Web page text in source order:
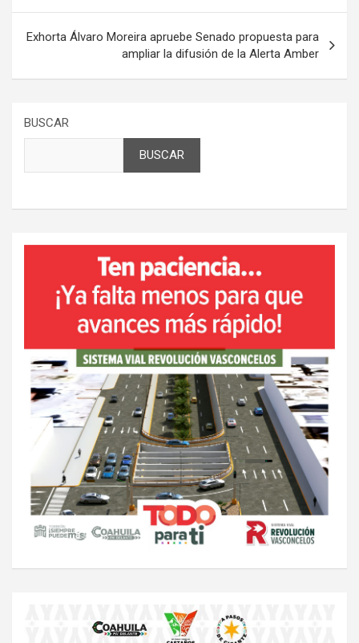
entradas
Exhorta Álvaro Moreira apruebe Senado propuesta para
ampliar la difusión de la Alerta Amber
BUSCAR
BUSCAR